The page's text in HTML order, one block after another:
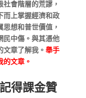
社會階層的荒謬，
而上掌握經濟和政
想和普世價值，
民中傷。與其憑他
章了解我。 舉手
的文章。
得課金贊